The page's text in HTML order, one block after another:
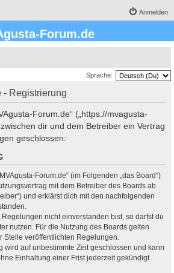
Anmelden
Forum.de
Sprache:
- Registrierung
Forum.de“ („https://mvagusta-
dir und dem Betreiber ein Vertrag
geschlossen:
Forum.de“ (im Folgenden „das Board“)
mit dem Betreiber des Boards ab
und erklärst dich mit den nachfolgenden
nicht einverstanden bist, so darfst du
nutzen. Für die Nutzung des Boards gelten
Stelle veröffentlichten Regelungen.
wird auf unbestimmte Zeit geschlossen und kann
Einhaltung einer Frist jederzeit gekündigt